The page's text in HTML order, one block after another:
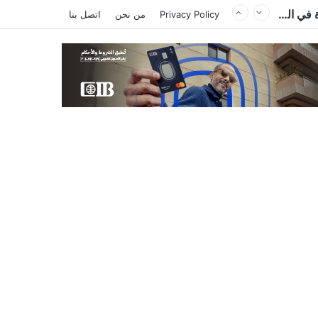
الكاتب والمحلل السياسي الليبي إدريس احميد يكتب : الكاميرون في ظل غياب بول بيا… قراءة في المشهد وأسباب الغياب ومآلات الأوضاع Privacy Policy من نحن اتصل بنا